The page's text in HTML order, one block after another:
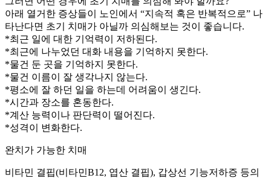
아래 열거한 증상들이 노인에서 “지속적 혹은 반복적으로” 나
타난다면 초기 치매가 아닐까 의심해보는 것이 좋습니다.
*최근 일에 대한 기억력이 저하된다.
*최근에 나누었던 대화 내용을 기억하지 못한다.
*물건 둔 곳을 기억하지 못한다.
*물건 이름이 잘 생각나지 않는다.
*평소에 잘 하던 일을 하는데 어려움이 생긴다.
*시간과 장소를 혼동한다.
*계산 능력이나 판단력이 떨어진다.
*성격이 변화한다.
완치가 가능한 치매
비타민 결핍(비타민B12, 엽산 결핍), 갑상선 기능저하증 등의